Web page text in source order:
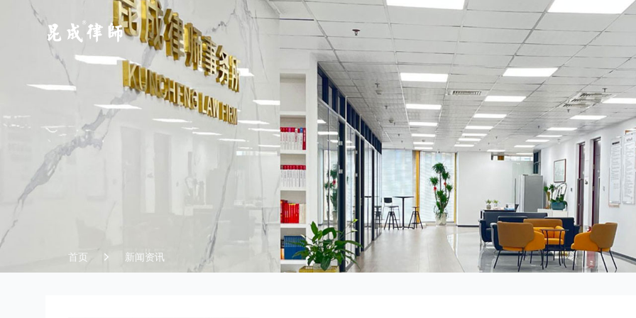
江苏昆成律师事务所
首页 新闻资讯